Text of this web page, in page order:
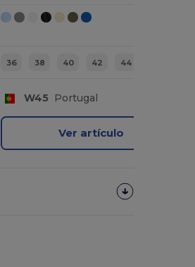
36 38 40 42 44
W45 Portugal
Ver artículo